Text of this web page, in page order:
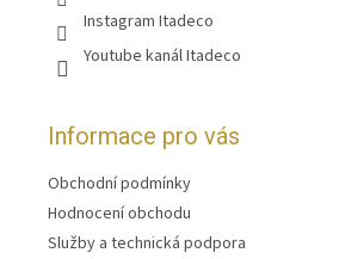
Instagram Itadeco
Youtube kanál Itadeco
Informace pro vás
Obchodní podmínky
Hodnocení obchodu
Služby a technická podpora